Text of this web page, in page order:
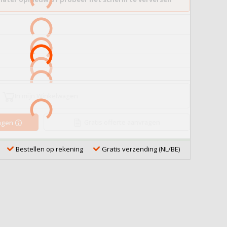
Bestellen op rekening Gratis verzending (NL/BE)